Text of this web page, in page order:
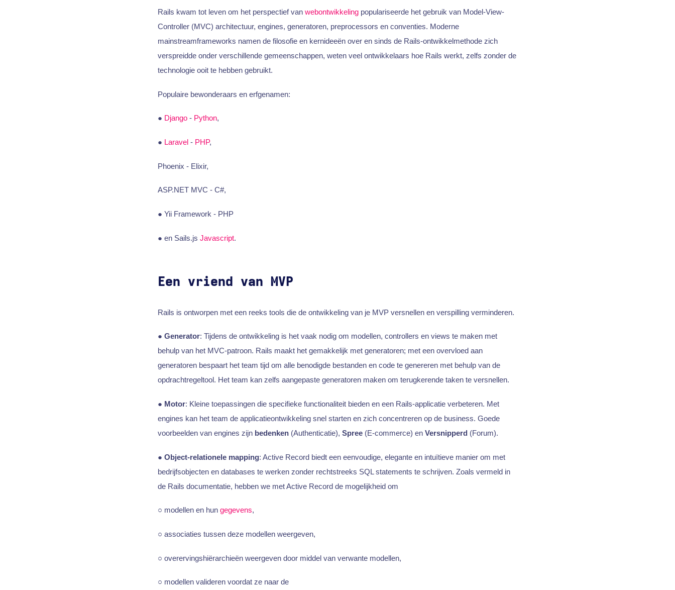
Rails kwam tot leven om het perspectief van webontwikkelingpopulariseerde het gebruik van Model-View-
Controller (MVC) architectuur, engines, generatoren, preprocessors en conventies. Moderne
mainstreamframeworks namen de filosofie en kernideeën over en sinds de Rails-ontwikkelmethode zich
verspreidde onder verschillende gemeenschappen, weten veel ontwikkelaars hoe Rails werkt, zelfs zonder de
technologie ooit te hebben gebruikt.
Populaire bewonderaars en erfgenamen:
● Django- Python,
● Laravel- PHP,
Phoenix - Elixir,
ASP.NET MVC - C#,
● Yii Framework - PHP
● en Sails.js Javascript.
Een vriend van MVP
Rails is ontworpen met een reeks tools die de ontwikkeling van je MVP versnellen en verspilling verminderen.
● Generator: Tijdens de ontwikkeling is het vaak nodig om modellen, controllers en views te maken met
behulp van het MVC-patroon. Rails maakt het gemakkelijk met generatoren; met een overvloed aan
generatoren bespaart het team tijd om alle benodigde bestanden en code te genereren met behulp van de
opdrachtregeltool. Het team kan zelfs aangepaste generatoren maken om terugkerende taken te versnellen.
● Motor: Kleine toepassingen die specifieke functionaliteit bieden en een Rails-applicatie verbeteren. Met
engines kan het team de applicatieontwikkeling snel starten en zich concentreren op de business. Goede
voorbeelden van engines zijn bedenken (Authenticatie), Spree(E-commerce) en Versnipperd (Forum).
● Object-relationele mapping: Active Record biedt een eenvoudige, elegante en intuïtieve manier om met
bedrijfsobjecten en databases te werken zonder rechtstreeks SQL statements te schrijven. Zoals vermeld in
de Rails documentatie, hebben we met Active Record de mogelijkheid om
○ modellen en hun gegevens,
○ associaties tussen deze modellen weergeven,
○ overervingshiërarchieën weergeven door middel van verwante modellen,
○ modellen valideren voordat ze naar de